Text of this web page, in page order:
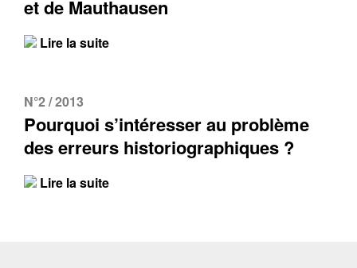
et de Mauthausen
Lire la suite
N°2 / 2013
Pourquoi s’intéresser au problème
des erreurs historiographiques ?
Lire la suite